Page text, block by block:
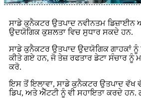
ਸਾਡੇ ਕੁਨੈਕਟਰ ਉਤਪਾਦ ਨਵੀਨਤਮ
ਉਦਯੋਗਿਕ ਕੁਸ਼ਲਤਾ ਵਿਚ ਸੁਧਾਰ ਸਕਦੇ ਹਨ.
ਸਾਡੇ ਕੁਨੈਕਟਰ ਉਤਪਾਦ ਉਦਯੋਗਿਕ ਗਾਹਕਾਂ ਨੂੰ
ਕੀਤੇ ਗਏ ਹਨ, ਜੋ ਤੇਜ਼ ਰਫਤਾਰ ਡੇਟਾ ਸੰਚਾਰ
ਕਰੋ.
ਇਸ ਤੋਂ ਇਲਾਵਾ, ਸਾਡੇ ਕੁਨੈਕਟਰ ਉਤਪਾਦ ਵੱਖ
ਡਿਪ, ਅਤੇ ਐੱਟਟੀ ਨੂੰ ਵੀ ਸਹਾਇਤਾ ਕਰਦੇ